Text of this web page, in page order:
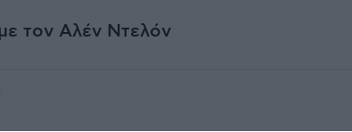
τον Αλέν Ντελόν